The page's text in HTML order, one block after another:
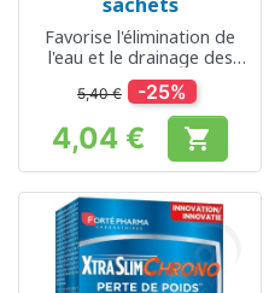
Favorise l'élimination de
l'eau et le drainage des
tissus
5,40 € -25%
Prix
4,04 € 